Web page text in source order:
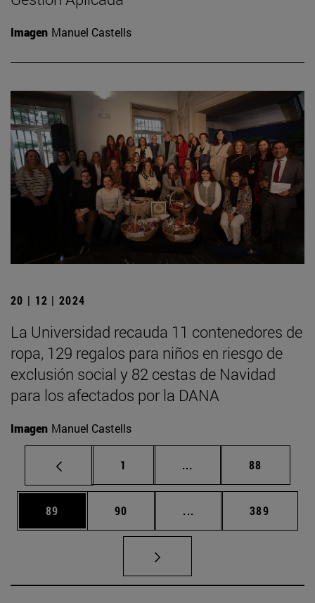
Imagen Manuel Castells
20 | 12 | 2024
La Universidad recauda 11 contenedores de
ropa, 129 regalos para niños en riesgo de
exclusión social y 82 cestas de Navidad
para los afectados por la DANA
Imagen Manuel Castells
Página
1 ... Páginas intermedias
Página
88
Página
89 Página
90 ... Páginas intermedias
Página
389